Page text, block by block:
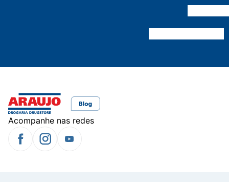
Acompanhe nas redes